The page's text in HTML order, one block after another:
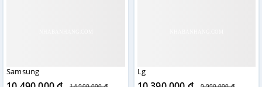
Samsung Lg